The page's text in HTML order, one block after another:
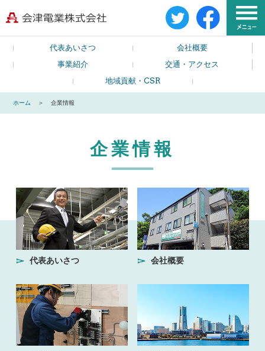
代表あいさつ
会社概要
事業紹介
交通・アクセス
地域貢献・CSR
ホーム 企業情報
企業情報
代表あいさつ 会社概要